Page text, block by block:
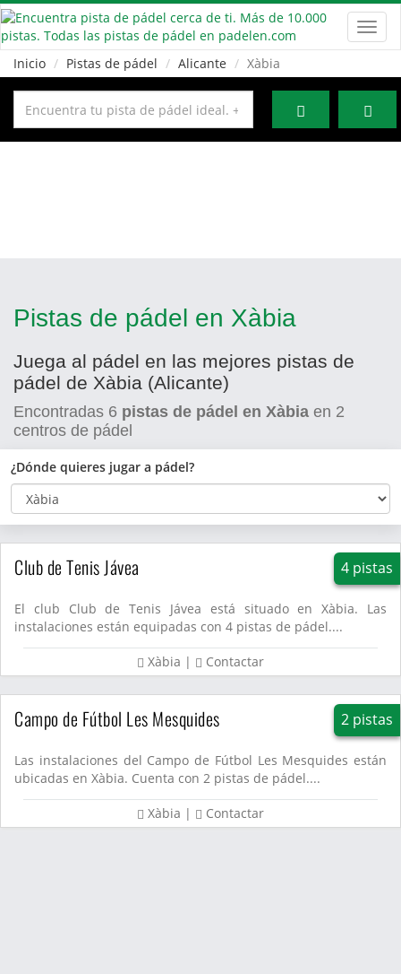
Inicio
Pistas de pádel Alicante Xàbia
Pistas de pádel en Xàbia
Juega al pádel en las mejores pistas de
pádel de Xàbia (Alicante)
Encontradas 6 pistas de pádel en Xàbia en 2
centros de pádel
¿Dónde quieres jugar a pádel?
Club de Tenis Jávea 4 pistas
El club Club de Tenis Jávea está situado en Xàbia. Las
instalaciones están equipadas con 4 pistas de pádel....
Xàbia | Contactar
Campo de Fútbol Les Mesquides 2 pistas
Las instalaciones del Campo de Fútbol Les Mesquides están
ubicadas en Xàbia. Cuenta con 2 pistas de pádel....
Xàbia | Contactar